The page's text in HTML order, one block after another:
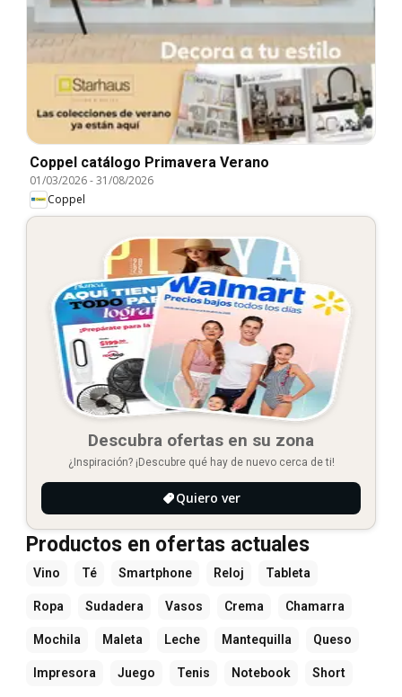
Coppel catálogo Primavera Verano
01/03/2026-31/08/2026
Coppel
Descubra ofertas en su zona
¿Inspiración? ¡Descubre qué hay de nuevo cerca de ti!
Quiero ver
Productos en ofertas actuales
Vino Té Smartphone Reloj Tableta
Ropa Sudadera Vasos Crema Chamarra
Mochila Maleta Leche Mantequilla Queso
Impresora Juego Tenis Notebook Short